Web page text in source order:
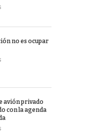
no es ocupar
avión privado
con la agenda